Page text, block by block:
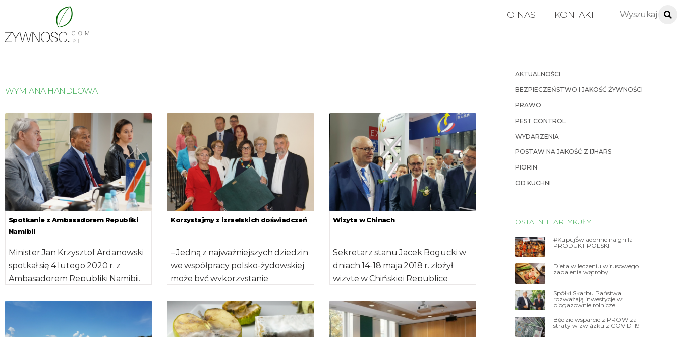
O NAS KONTAKT
WYMIANA HANDLOWA
Spotkanie z Ambasadorem Republiki
Namibii
Minister Jan Krzysztof Ardanowski
spotkał się 4 lutego 2020 r. z
Ambasadorem Republiki Namibii,
towarzyszącą […]
Korzystajmy z izraelskich doświadczeń
– Jedną z najważniejszych dziedzin
we współpracy polsko-żydowskiej
może być wykorzystanie
związanych z gospodarowaniem
wodą, systemami irygacyjnymi oraz
[…]
Wizyta w Chinach
Sekretarz stanu Jacek Bogucki w
dniach 14-18 maja 2018 r. złożył
wizytę w Chińskiej Republice
[…]
AKTUALNOŚCI
BEZPIECZEŃSTWO I JAKOŚĆ ŻYWNOŚCI
PRAWO
PEST CONTROL
WYDARZENIA
POSTAW NA JAKOŚĆ Z IJHARS
PIORIN
OD KUCHNI
OSTATNIE ARTYKUŁY
#KupujŚwiadomie na grilla –
PRODUKT POLSKI
Dieta w leczeniu wirusowego
zapalenia wątroby
Spółki Skarbu Państwa
rozważają inwestycje w
biogazownie rolnicze
Będzie wsparcie z PROW za
straty w związku z COVID-19